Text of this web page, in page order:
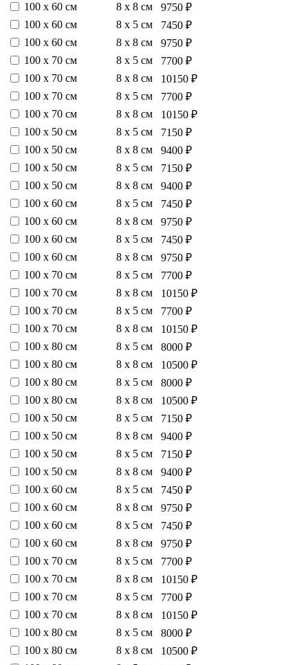
100 х 60 см
8 х 8 см
9750 ₽
100 х 60 см
8 х 5 см
7450 ₽
100 х 60 см
8 х 8 см
9750 ₽
100 х 70 см
8 х 5 см
7700 ₽
100 х 70 см
8 х 8 см
10150 ₽
100 х 70 см
8 х 5 см
7700 ₽
100 х 70 см
8 х 8 см
10150 ₽
100 х 50 см
8 х 5 см
7150 ₽
100 х 50 см
8 х 8 см
9400 ₽
100 х 50 см
8 х 5 см
7150 ₽
100 х 50 см
8 х 8 см
9400 ₽
100 х 60 см
8 х 5 см
7450 ₽
100 х 60 см
8 х 8 см
9750 ₽
100 х 60 см
8 х 5 см
7450 ₽
100 х 60 см
8 х 8 см
9750 ₽
100 х 70 см
8 х 5 см
7700 ₽
100 х 70 см
8 х 8 см
10150 ₽
100 х 70 см
8 х 5 см
7700 ₽
100 х 70 см
8 х 8 см
10150 ₽
100 х 80 см
8 х 5 см
8000 ₽
100 х 80 см
8 х 8 см
10500 ₽
100 х 80 см
8 х 5 см
8000 ₽
100 х 80 см
8 х 8 см
10500 ₽
100 х 50 см
8 х 5 см
7150 ₽
100 х 50 см
8 х 8 см
9400 ₽
100 х 50 см
8 х 5 см
7150 ₽
100 х 50 см
8 х 8 см
9400 ₽
100 х 60 см
8 х 5 см
7450 ₽
100 х 60 см
8 х 8 см
9750 ₽
100 х 60 см
8 х 5 см
7450 ₽
100 х 60 см
8 х 8 см
9750 ₽
100 х 70 см
8 х 5 см
7700 ₽
100 х 70 см
8 х 8 см
10150 ₽
100 х 70 см
8 х 5 см
7700 ₽
100 х 70 см
8 х 8 см
10150 ₽
100 х 80 см
8 х 5 см
8000 ₽
100 х 80 см
8 х 8 см
10500 ₽